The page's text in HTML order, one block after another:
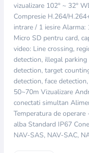
vizualizare 102° ~ 32°
Compresie H.264/
intrare / 1 iesire
Micro SD pentru card,
video: Line crossing,
detection, illegal
detection, target
detection, face
50~70m Vizualizare
conectati simultan
Temperatura de operare
alba Standard IP67
NAV-SAS, NAV-SAC,